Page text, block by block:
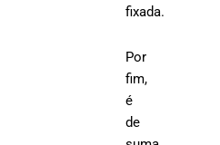
fixada.
Por
fim,
é
de